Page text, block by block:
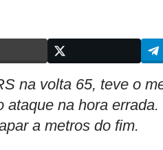
na volta 65, teve o
na hora
a metros do fim.